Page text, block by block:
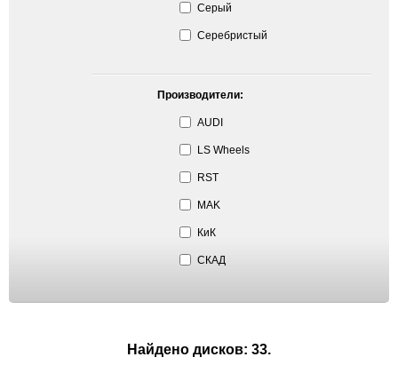
Серый
Серебристый
Производители:
AUDI
LS Wheels
RST
MAK
КиК
СКАД
Найдено дисков: 33.